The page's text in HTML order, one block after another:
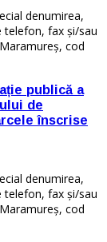
denumirea,
telefon, fax și/sau
cod
publică a
de
înscrise
denumirea,
telefon, fax și/sau
cod